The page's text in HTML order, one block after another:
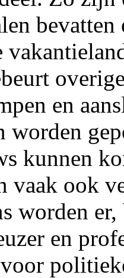
en
worden
kunnen
vaak ook
worden
en